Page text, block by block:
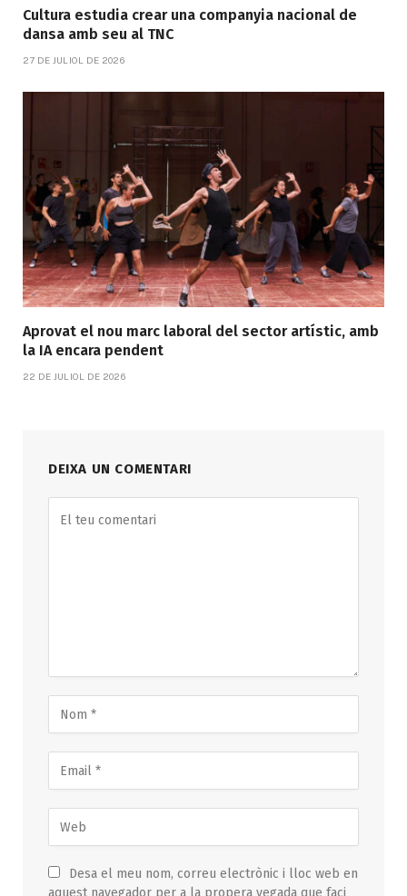
Cultura estudia crear una companyia nacional de
dansa amb seu al TNC
27 DE JULIOL DE 2026
Aprovat el nou marc laboral del sector artístic, amb
la IA encara pendent
22 DE JULIOL DE 2026
DEIXA UN COMENTARI
Desa el meu nom, correu electrònic i lloc web en
aquest navegador per a la propera vegada que faci